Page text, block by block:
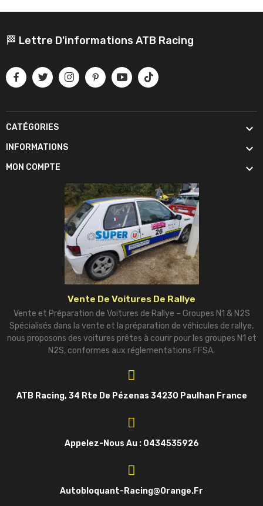
🏁 Lettre D'informations ATB Racing
CATÉGORIES 
INFORMATIONS 
MON COMPTE 
Vente De Voitures De Rallye
Vente et Préparation de Voitures de Rallye – Groupes N1 & N2S
Spécialisés dans la vente et la préparation de véhicules de rallye,
nous proposons des voitures prêtes à courir pour les groupes N1 et
N2S, conformes aux réglementations FFSA.
ATB Racing, 34 Rte De Pézenas 34230 Paulhan France
Appelez-Nous Au : 0434535926
Autobloquant-Racing@orange.fr